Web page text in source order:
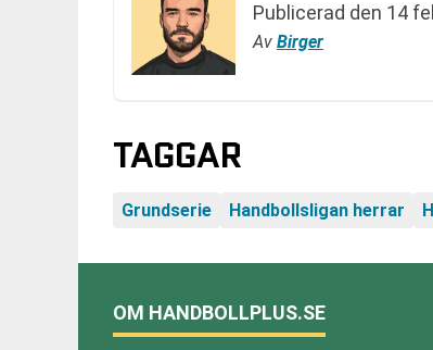
Publicerad den 14
Av Birger
TAGGAR
Grundserie Handbollsligan herrar
OM HANDBOLLPLUS.SE